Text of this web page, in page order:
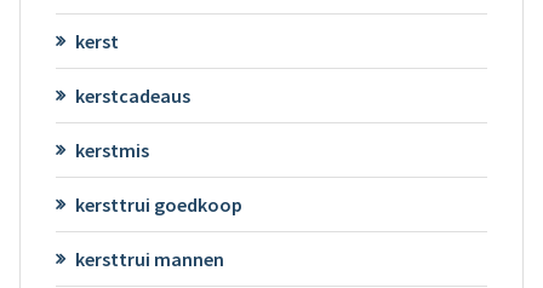
kerst
kerstcadeaus
kerstmis
kersttrui goedkoop
kersttrui mannen